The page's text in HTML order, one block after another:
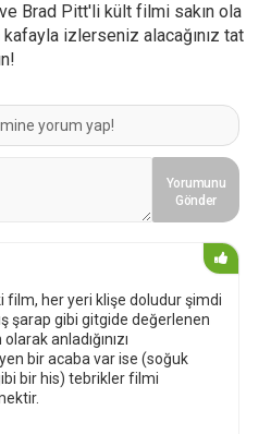
Brad Pitt'li kült filmi sakın ola
kafayla izlerseniz alacağınız tat
yorum yap!
Yorumunu
Gönder
film, her yeri klişe doludur şimdi
şarap gibi gitgide değerlenen
anladığınızı
bir acaba var ise (soğuk
bir his) tebrikler filmi